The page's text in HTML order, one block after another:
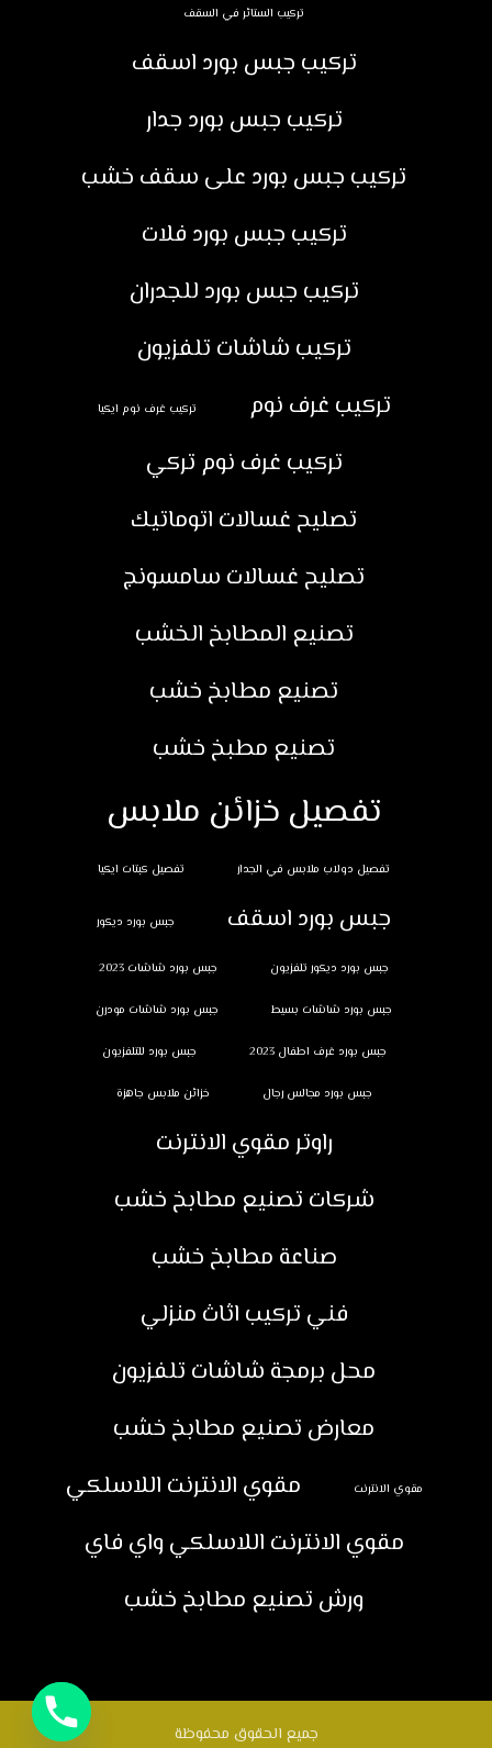
تركيب الستائر في السقف
تركيب جبس بورد اسقف
تركيب جبس بورد جدار
تركيب جبس بورد على سقف خشب
تركيب جبس بورد فلات
تركيب جبس بورد للجدران
تركيب شاشات تلفزيون
تركيب غرف نوم
تركيب غرف نوم ايكيا
تركيب غرف نوم تركي
تصليح غسالات اتوماتيك
تصليح غسالات سامسونج
تصنيع المطابخ الخشب
تصنيع مطابخ خشب
تصنيع مطبخ خشب
تفصيل خزائن ملابس
تفصيل دولاب ملابس في الجدار تفصيل كبتات ايكيا
جبس بورد اسقف جبس بورد ديكور
جبس بورد ديكور تلفزيون جبس بورد شاشات 2023
جبس بورد شاشات بسيط جبس بورد شاشات مودرن
جبس بورد غرف اطفال 2023 جبس بورد للتلفزيون
جبس بورد مجالس رجال خزائن ملابس جاهزة
راوتر مقوي الانترنت
شركات تصنيع مطابخ خشب
صناعة مطابخ خشب
فني تركيب اثاث منزلي
محل برمجة شاشات تلفزيون
معارض تصنيع مطابخ خشب
مقوي الانترنت
مقوي الانترنت اللاسلكي
مقوي الانترنت اللاسلكي واي فاي
ورش تصنيع مطابخ خشب
جميع الحقوق محفوظة